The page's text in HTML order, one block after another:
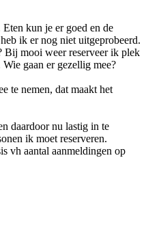
kun je er goed en de
ik er nog niet uitgeprobeerd.
Bij mooi weer reserveer ik plek
gaan er gezellig mee?
te nemen, dat maakt het
daardoor nu lastig in te
ik moet reserveren.
vh aantal aanmeldingen op